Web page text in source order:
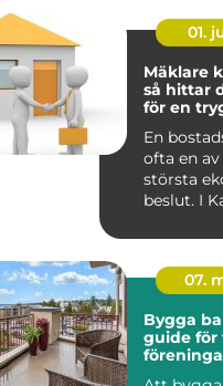
01.
Mäklare
så hittar
för en
En
ofta en
största
beslut. I
dessut...
07.
Bygga
guide för